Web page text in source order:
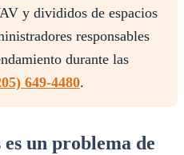
y divididos de espacios
responsables
durante las
649-4480.
un problema de